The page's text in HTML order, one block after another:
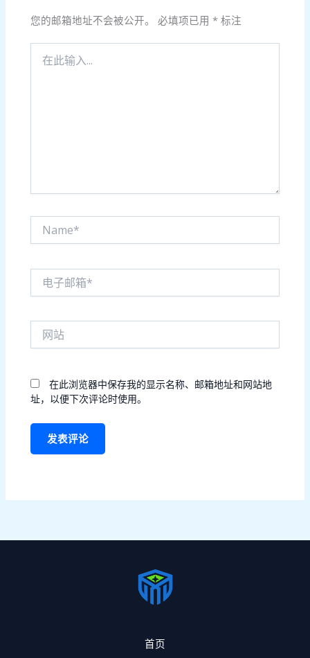
您的邮箱地址不会被公开。 必填项已用* 标注
在此浏览器中保存我的显示名称、邮箱地址和网站地
址，以便下次评论时使用。
首页